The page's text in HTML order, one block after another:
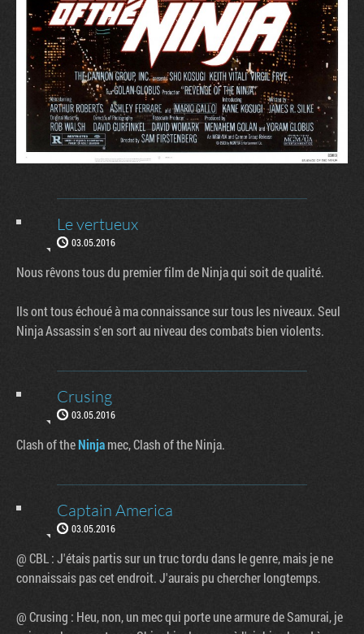
Le vertueux
03.05.2016
Nous rêvons tous du premier film de Ninja qui soit de qualité.
Ils ont tous échoué à ma connaissance sur tous les niveaux. Seul
Ninja Assassin s'en sort au niveau des combats bien violents.
Crusing
03.05.2016
Clash of theNinjamec, Clash of the Ninja.
Captain America
03.05.2016
@ CBL : J'étais partis sur un truc tordu dans le genre, mais je ne
connaissais pas cet endroit. J'aurais pu chercher longtemps.
@ Crusing : Heu, non, un mec qui porte une armure de Samurai, je